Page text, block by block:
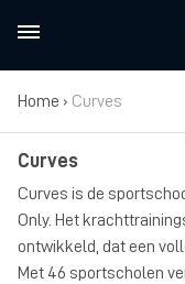
Home › Curves
Curves
Curves is de
Only. Het
ontwikkeld, dat een
Met 46 sportscholen